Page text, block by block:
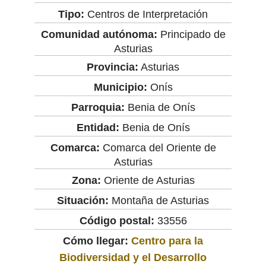
Tipo: Centros de Interpretación
Comunidad autónoma: Principado de
Asturias
Provincia: Asturias
Municipio: Onís
Parroquia: Benia de Onís
Entidad: Benia de Onís
Comarca: Comarca del Oriente de
Asturias
Zona: Oriente de Asturias
Situación: Montaña de Asturias
Código postal: 33556
Cómo llegar: Centro para la
Biodiversidad y el Desarrollo